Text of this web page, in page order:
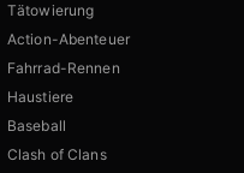
Tätowierung
Action-Abenteuer
Fahrrad-Rennen
Haustiere
Baseball
Clash of Clans